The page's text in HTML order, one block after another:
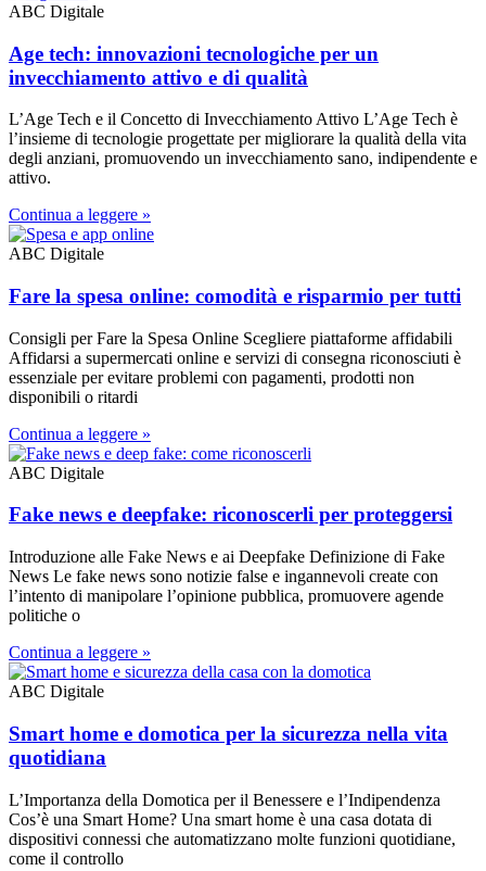
ABC Digitale
Age tech: innovazioni tecnologiche per un
invecchiamento attivo e di qualità
L’Age Tech e il Concetto di Invecchiamento Attivo L’Age Tech è
l’insieme di tecnologie progettate per migliorare la qualità della vita
degli anziani, promuovendo un invecchiamento sano, indipendente e
attivo.
Continua a leggere »
ABC Digitale
Fare la spesa online: comodità e risparmio per tutti
Consigli per Fare la Spesa Online Scegliere piattaforme affidabili
Affidarsi a supermercati online e servizi di consegna riconosciuti è
essenziale per evitare problemi con pagamenti, prodotti non
disponibili o ritardi
Continua a leggere »
ABC Digitale
Fake news e deepfake: riconoscerli per proteggersi
Introduzione alle Fake News e ai Deepfake Definizione di Fake
News Le fake news sono notizie false e ingannevoli create con
l’intento di manipolare l’opinione pubblica, promuovere agende
politiche o
Continua a leggere »
ABC Digitale
Smart home e domotica per la sicurezza nella vita
quotidiana
L’Importanza della Domotica per il Benessere e l’Indipendenza
Cos’è una Smart Home? Una smart home è una casa dotata di
dispositivi connessi che automatizzano molte funzioni quotidiane,
come il controllo